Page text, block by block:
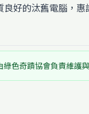
好的汰舊電腦，
色奇蹟協會負責維護